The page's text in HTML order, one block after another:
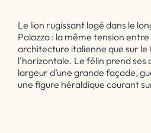
Le lion rugissant logé dans le
Palazzo : la même tension
architecture italienne que sur
l’horizontale. Le félin prend ses
largeur d’une grande façade,
une figure héraldique courant